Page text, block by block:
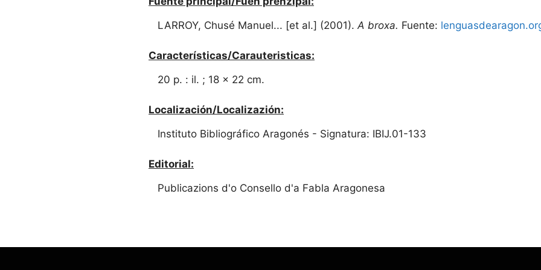
LARROY, Chusé Manuel... [et al.] (2001). A broxa. Fuente:
Características/Carauteristicas:
20 p. : il. ; 18 x 22 cm.
Localización/Localizazión:
Instituto Bibliográfico Aragonés - Signatura: IBIJ.01-133
Editorial:
Publicazions d'o Consello d'a Fabla Aragonesa